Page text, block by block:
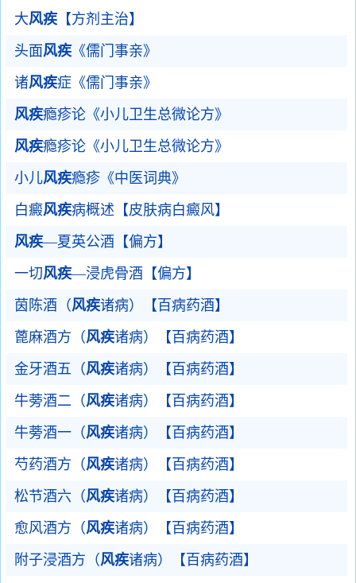
大风疾 【方剂主治】
头面风疾 《儒门事亲》
诸风疾症《儒门事亲》
风疾瘾疹论《小儿卫生总微论方》
风疾瘾疹论《小儿卫生总微论方》
小儿风疾瘾疹《中医词典》
白癜风疾病概述【皮肤病白癜风】
风疾—夏英公酒【偏方】
一切风疾—浸虎骨酒【偏方】
茵陈酒（风疾诸病）【百病药酒】
蓖麻酒方（风疾诸病）【百病药酒】
金牙酒五（风疾诸病）【百病药酒】
牛蒡酒二（风疾诸病）【百病药酒】
牛蒡酒一（风疾诸病）【百病药酒】
芍药酒方（风疾诸病）【百病药酒】
松节酒六（风疾诸病）【百病药酒】
愈风酒方（风疾诸病）【百病药酒】
附子浸酒方（风疾诸病）【百病药酒】